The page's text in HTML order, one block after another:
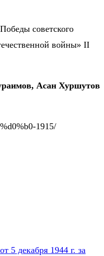
советского
войны» II
Асан Хуршутов
1915/
5 декабря 1944 г. за